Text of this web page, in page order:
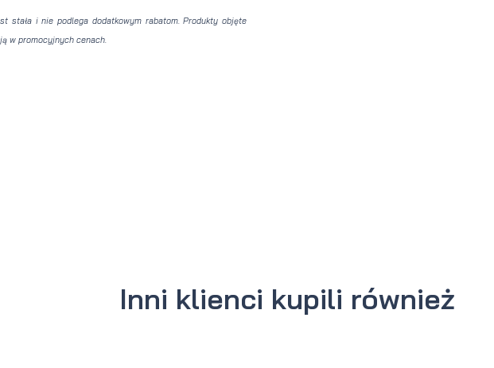
stała i nie podlega dodatkowym rabatom. Produkty objęte
w promocyjnych cenach.
Inni klienci kupili również